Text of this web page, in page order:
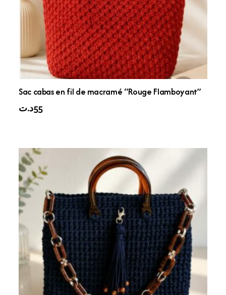
Sac cabas en fil de macramé “Rouge Flamboyant”
55د.ت